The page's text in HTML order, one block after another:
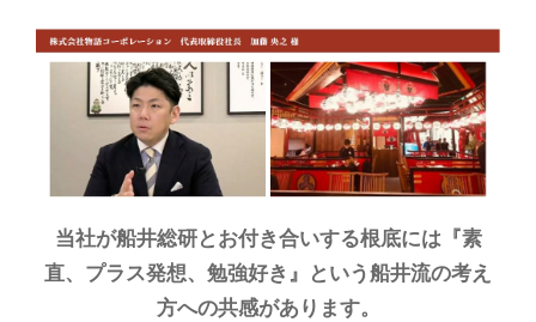
当社が船井総研とお付き合いする根底には『素
直、プラス発想、勉強好き』という船井流の考え
方への共感があります。